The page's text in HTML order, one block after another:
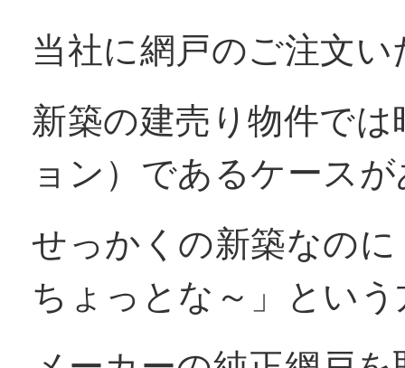
窓リフォコラム
会社概要
お問い合わせ
当社に網戸のご注文
新築の建売り物件で
ョン）であるケース
せっかくの新築なの
ちょっとな～」とい